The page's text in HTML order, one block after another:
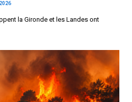
la Gironde et les Landes ont